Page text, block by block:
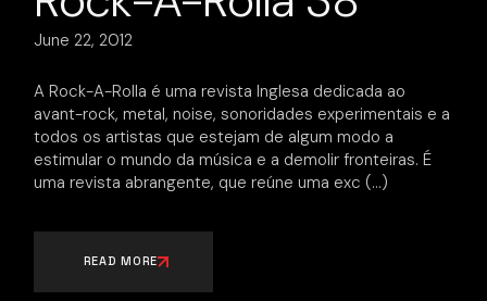
June 22, 2012
A Rock-A-Rolla é uma revista Inglesa dedicada ao
avant-rock, metal, noise, sonoridades experimentais e a
todos os artistas que estejam de algum modo a
estimular o mundo da música e a demolir fronteiras. É
uma revista abrangente, que reúne uma exc
READ MORE